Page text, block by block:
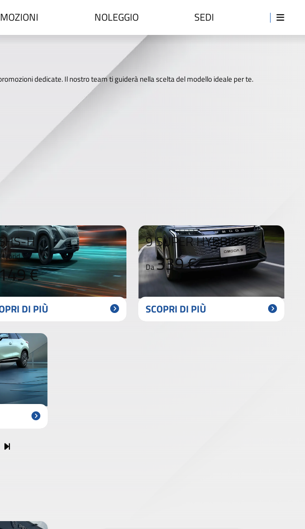
NOLEGGIO SEDI
dedicate. Il nostro team ti guiderà nella scelta del modello ideale per te.
SHS-H
Hybrid
€
DI PIÙ
9 SUPER HYBRID
Da339 €
SCOPRI DI PIÙ